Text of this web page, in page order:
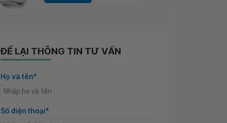
ĐỂ LẠI THÔNG TIN TƯ VẤN
Họ và tên*
Số điện thoại*